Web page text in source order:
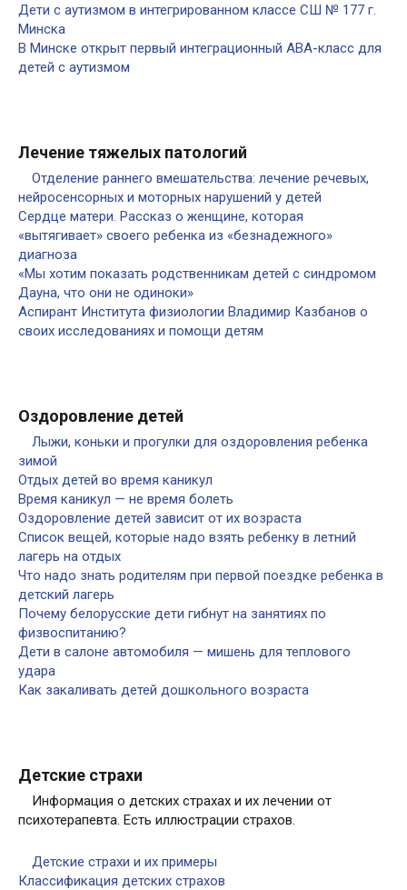
Дети с аутизмом в интегрированном классе СШ № 177 г.
Минска
В Минске открыт первый интеграционный АВА-класс для
детей с аутизмом
Лечение тяжелых патологий
Отделение раннего вмешательства: лечение речевых,
нейросенсорных и моторных нарушений у детей
Сердце матери. Рассказ о женщине, которая
«вытягивает» своего ребенка из «безнадежного»
диагноза
«Мы хотим показать родственникам детей с синдромом
Дауна, что они не одиноки»
Аспирант Института физиологии Владимир Казбанов о
своих исследованиях и помощи детям
Оздоровление детей
Лыжи, коньки и прогулки для оздоровления ребенка
зимой
Отдых детей во время каникул
Время каникул — не время болеть
Оздоровление детей зависит от их возраста
Список вещей, которые надо взять ребенку в летний
лагерь на отдых
Что надо знать родителям при первой поездке ребенка в
детский лагерь
Почему белорусские дети гибнут на занятиях по
физвоспитанию?
Дети в салоне автомобиля — мишень для теплового
удара
Как закаливать детей дошкольного возраста
Детские страхи
Информация о детских страхах и их лечении от
психотерапевта. Есть иллюстрации страхов.
Детские страхи и их примеры
Классификация детских страхов